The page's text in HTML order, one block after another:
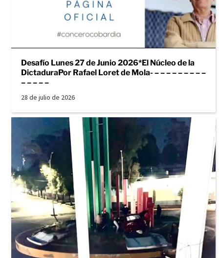
Desafío Lunes 27 de Junio 2026*El Núcleo de la
DictaduraPor Rafael Loret de Mola- – – – – – – – – –
– – – – –
28 de julio de 2026